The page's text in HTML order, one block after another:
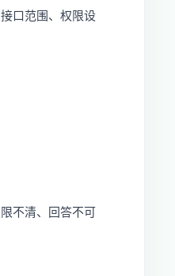
口范围、权限设
不清、回答不可